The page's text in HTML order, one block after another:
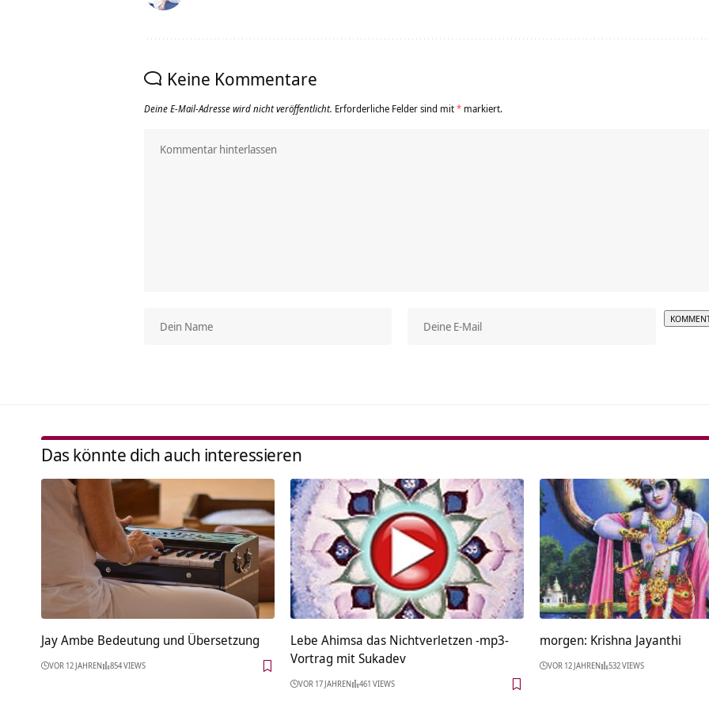
Keine Kommentare
Deine E-Mail-Adresse wird nicht veröffentlicht. Erforderliche Felder sind mit* markiert.
Das könnte dich auch interessieren
Jay Ambe Bedeutung und Übersetzung
VOR 12 JAHREN 854 VIEWS
Lebe Ahimsa das Nichtverletzen -mp3-
Vortrag mit Sukadev
VOR 17 JAHREN 461 VIEWS
morgen: Krishna Jayanthi
VOR 12 JAHREN 532 VIEWS